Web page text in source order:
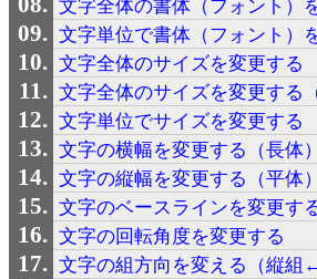
文字全体の書体（フォント）
文字単位で書体（フォント）
文字全体のサイズを変更する
文字全体のサイズを変更する
文字単位でサイズを変更する
文字の横幅を変更する（長体）
文字の縦幅を変更する（平体）
文字のベースラインを変更す
文字の回転角度を変更する
文字の組方向を変える（縦組